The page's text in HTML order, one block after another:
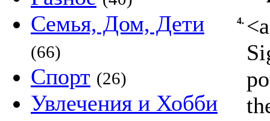
Семья, Дом, Дети
(66)
Спорт (26)
Увлечения и Хобби
4.